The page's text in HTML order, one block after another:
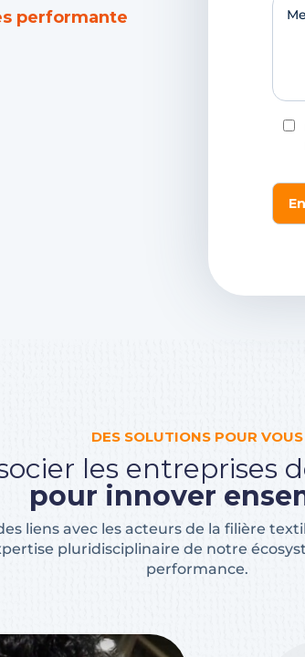
performante
DES SOLUTIONS POUR VOUS
les entreprises
pour innover
liens avec les acteurs de la filière
pluridisciplinaire de notre
performance.